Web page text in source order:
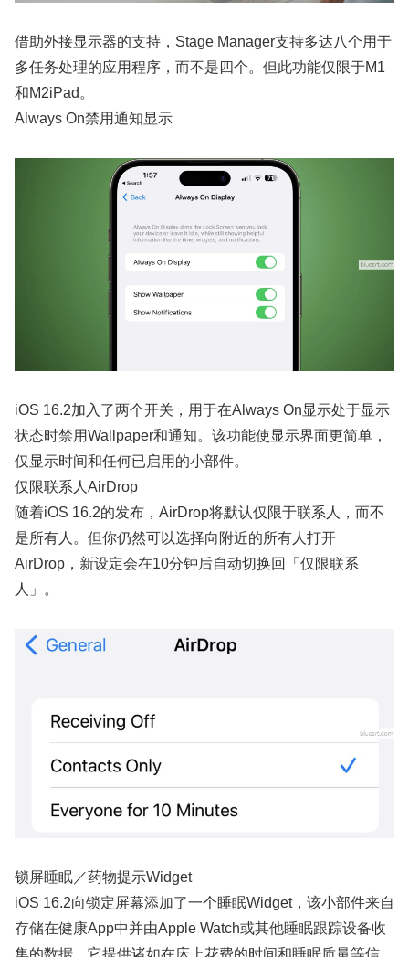
借助外接显示器的支持，Stage Manager支持多达八个用于
多任务处理的应用程序，而不是四个。但此功能仅限于‌M1‌
和‌M2‌iPad。
Always On禁用通知显示
iOS 16.2加入了两个开关，用于在Always On显示处于显示
状态时禁用Wallpaper和通知。该功能使显示界面更简单，
仅显示时间和任何已启用的小部件。
仅限联系人AirDrop
随着iOS 16.2的发布，AirDrop将默认仅限于联系人，而不
是所有人。但你仍然可以选择向附近的所有人打开
AirDrop，新设定会在10分钟后自动切换回「仅限联系
人」。
锁屏睡眠／药物提示Widget
iOS 16.2向锁定屏幕添加了一个睡眠Widget，该小部件来自
存储在健康App中并由Apple Watch或其他睡眠跟踪设备收
集的数据。它提供诸如在床上花费的时间和睡眠质量等信